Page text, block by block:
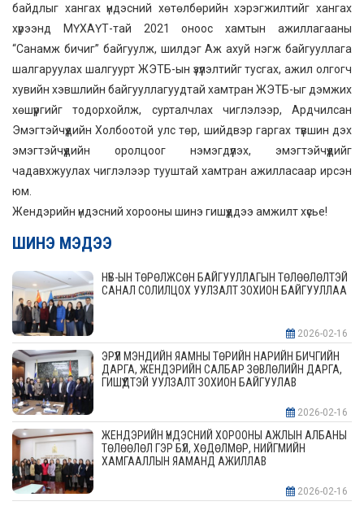
байдлыг хангах үндэсний хөтөлбөрийн хэрэгжилтийг хангах
хүрээнд МҮХАҮТ-тай 2021 оноос хамтын ажиллагааны
“Санамж бичиг” байгуулж, шилдэг Аж ахуй нэгж байгууллага
шалгаруулах шалгуурт ЖЭТБ-ын үзүүлэлтийг тусгах, ажил олгогч
хувийн хэвшлийн байгууллагуудтай хамтран ЖЭТБ-ыг дэмжих
хөшүүргийг тодорхойлж, сурталчлах чиглэлээр, Ардчилсан
Эмэгтэйчүүдийн Холбоотой улс төр, шийдвэр гаргах түвшин дэх
эмэгтэйчүүдийн оролцоог нэмэгдүүлэх, эмэгтэйчүүдийг
чадавхжуулах чиглэлээр тууштай хамтран ажилласаар ирсэн
юм.
Жендэрийн үндэсний хорооны шинэ гишүүддээ амжилт хүсье!
ШИНЭ МЭДЭЭ
НҮБ-ЫН ТӨРӨЛЖСӨН БАЙГУУЛЛАГЫН ТӨЛӨӨЛӨЛТЭЙ
САНАЛ СОЛИЛЦОХ УУЛЗАЛТ ЗОХИОН БАЙГУУЛЛАА
2026-02-16
ЭРҮҮЛ МЭНДИЙН ЯАМНЫ ТӨРИЙН НАРИЙН БИЧГИЙН
ДАРГА, ЖЕНДЭРИЙН САЛБАР ЗӨВЛӨЛИЙН ДАРГА,
ГИШҮҮДТЭЙ УУЛЗАЛТ ЗОХИОН БАЙГУУЛАВ
2026-02-16
ЖЕНДЭРИЙН ҮНДЭСНИЙ ХОРООНЫ АЖЛЫН АЛБАНЫ
ТӨЛӨӨЛӨЛ ГЭР БҮЛ, ХӨДӨЛМӨР, НИЙГМИЙН
ХАМГААЛЛЫН ЯАМАНД АЖИЛЛАВ
2026-02-16